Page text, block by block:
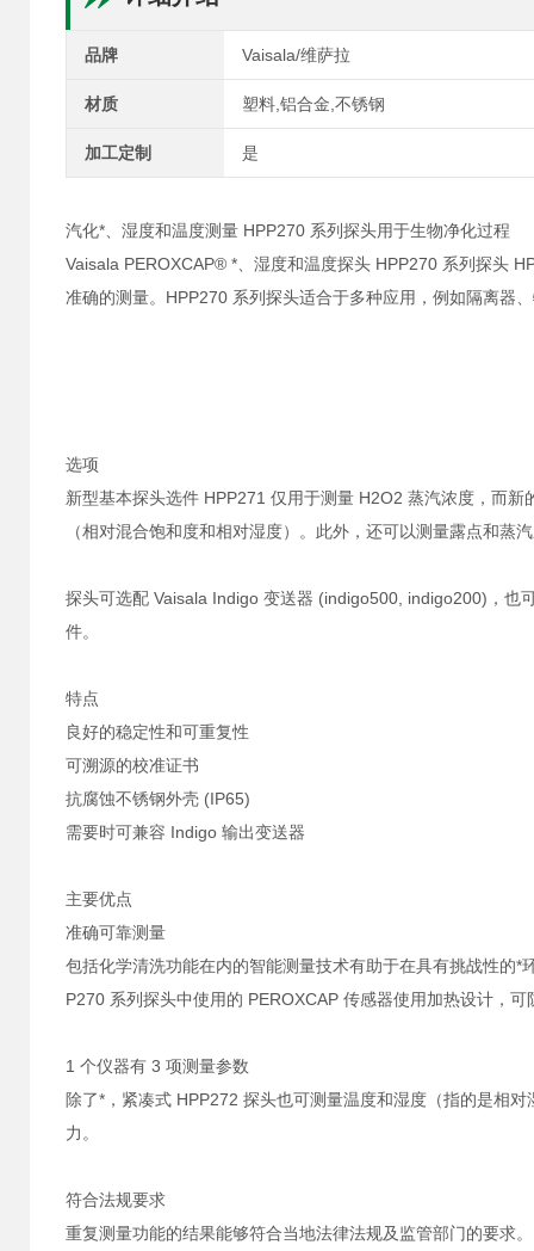
品牌 Vaisala/维萨拉
材质 塑料,铝合金,不锈钢
加工定制 是
汽化*、湿度和温度测量 HPP270 系列探头用于生物净化过程
Vaisala PEROXCAP® *、湿度和温度探头 HPP270 系列探头
准确的测量。HPP270 系列探头适合于多种应用，例如隔离器
选项
新型基本探头选件 HPP271 仅用于测量 H2O2 蒸汽浓度，而
（相对混合饱和度和相对湿度）。此外，还可以测量露点和蒸
探头可选配 Vaisala Indigo 变送器 (indigo500, indigo200)，也
件。
特点
良好的稳定性和可重复性
可溯源的校准证书
抗腐蚀不锈钢外壳 (IP65)
需要时可兼容 Indigo 输出变送器
主要优点
准确可靠测量
包括化学清洗功能在内的智能测量技术有助于在具有挑战性的
P270 系列探头中使用的 PEROXCAP 传感器使用加热设计，
1 个仪器有 3 项测量参数
除了*，紧凑式 HPP272 探头也可测量温度和湿度（指的是相
力。
符合法规要求
重复测量功能的结果能够符合当地法律法规及监管部门的要求。